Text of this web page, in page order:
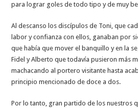
para lograr goles de todo tipo y de muy
Al descanso los discípulos de Toni, que
labor y confianza con ellos, ganaban por
que había que mover el banquillo y en la
Fidel y Alberto que todavía pusieron más
machacando al portero visitante hasta
principio mencionado de doce a dos.
Por lo tanto, gran partido de los nuestros